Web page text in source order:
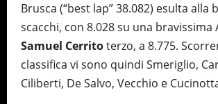
Brusca (“best lap” 38.082) esulta alla
scacchi, con 8.028 su una bravissima
Samuel Cerritoterzo, a 8.775.
classifica vi sono quindi Smeriglio,
Ciliberti, De Salvo, Vecchio e